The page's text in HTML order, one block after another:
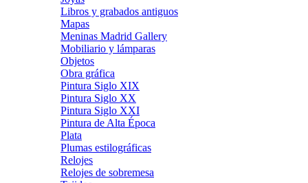
Libros y grabados antiguos
Mapas
Meninas Madrid Gallery
Mobiliario y lámparas
Objetos
Obra gráfica
Pintura Siglo XIX
Pintura Siglo XX
Pintura Siglo XXI
Pintura de Alta Época
Plata
Plumas estilográficas
Relojes
Relojes de sobremesa